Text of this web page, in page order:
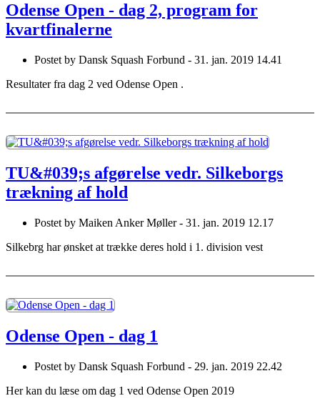
Odense Open - dag 2, program for
kvartfinalerne
Postet by Dansk Squash Forbund - 31. jan. 2019 14.41
Resultater fra dag 2 ved Odense Open .
TU&#039;s afgørelse vedr. Silkeborgs
trækning af hold
Postet by Maiken Anker Møller - 31. jan. 2019 12.17
Silkebrg har ønsket at trække deres hold i 1. division vest
Odense Open - dag 1
Postet by Dansk Squash Forbund - 29. jan. 2019 22.42
Her kan du læse om dag 1 ved Odense Open 2019